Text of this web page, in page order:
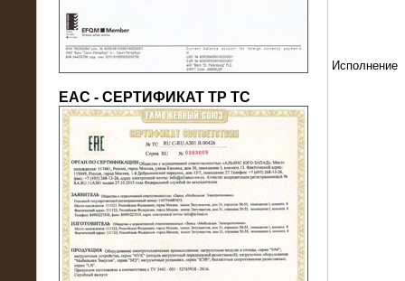
22.05.2016
Нагрузочный модуль в контейнере
10 МВт (0,4 кВ - напряжение)
ЕАС - СЕРТИФИКАТ ТР ТС
Исполнение